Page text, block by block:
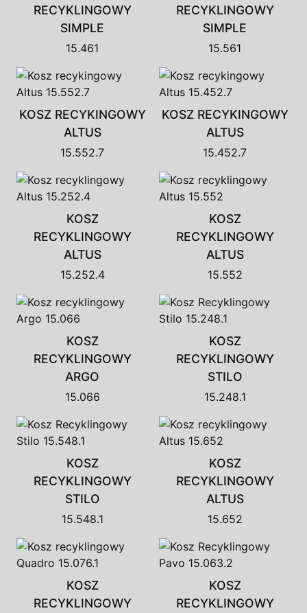
RECYKLINGOWY
SIMPLE
15.461
RECYKLINGOWY
SIMPLE
15.561
KOSZ RECYKINGOWY
ALTUS
15.552.7
KOSZ RECYKINGOWY
ALTUS
15.452.7
KOSZ
RECYKLINGOWY
ALTUS
15.252.4
KOSZ
RECYKLINGOWY
ALTUS
15.552
KOSZ
RECYKLINGOWY
ARGO
15.066
KOSZ
RECYKLINGOWY
STILO
15.248.1
KOSZ
RECYKLINGOWY
STILO
15.548.1
KOSZ
RECYKLINGOWY
ALTUS
15.652
KOSZ
RECYKLINGOWY
KOSZ
RECYKLINGOWY